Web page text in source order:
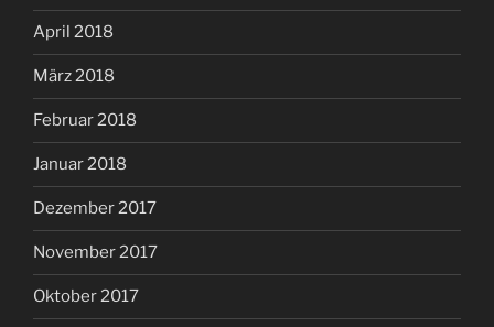
April 2018
März 2018
Februar 2018
Januar 2018
Dezember 2017
November 2017
Oktober 2017